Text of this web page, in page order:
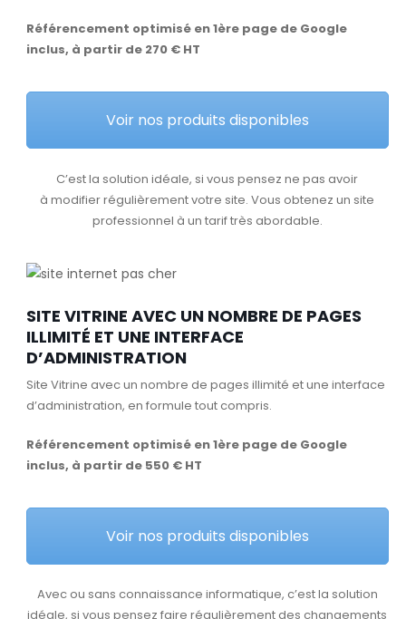
Référencement optimisé en 1ère page de Google
inclus, à partir de 270 € HT
Voir nos produits disponibles
C’est la solution idéale, si vous pensez ne pas avoir
à modifier régulièrement votre site. Vous obtenez un site
professionnel à un tarif très abordable.
SITE VITRINE AVEC UN NOMBRE DE PAGES
ILLIMITÉ ET UNE INTERFACE
D’ADMINISTRATION
Site Vitrine avec un nombre de pages illimité et une interface
d’administration, en formule tout compris.
Référencement optimisé en 1ère page de Google
inclus, à partir de 550 € HT
Voir nos produits disponibles
Avec ou sans connaissance informatique, c’est la solution
idéale, si vous pensez faire régulièrement des changements